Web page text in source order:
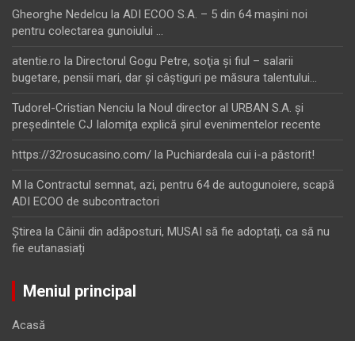
Gheorghe Nedelcu la ADI ECOO S.A. – 5 din 64 maşini noi
pentru colectarea gunoiului …
atentie.ro la Directorul Gogu Petre, soţia şi fiul – salarii
bugetare, pensii mari, dar şi câştiguri pe măsura talentului…
Tudorel-Cristian Nenciu la Noul director al URBAN S.A. şi
preşedintele CJ Ialomiţa explică şirul evenimentelor recente
https://32rosucasino.com/ la Puchiardeala cui i-a păstorit!
M la Contractul semnat, azi, pentru 64 de autogunoiere, scapă
ADI ECOO de subcontractori
Ştirea la Câinii din adăposturi, MUSAI să fie adoptați, ca să nu
fie eutanasiați
Meniul principal
Acasă